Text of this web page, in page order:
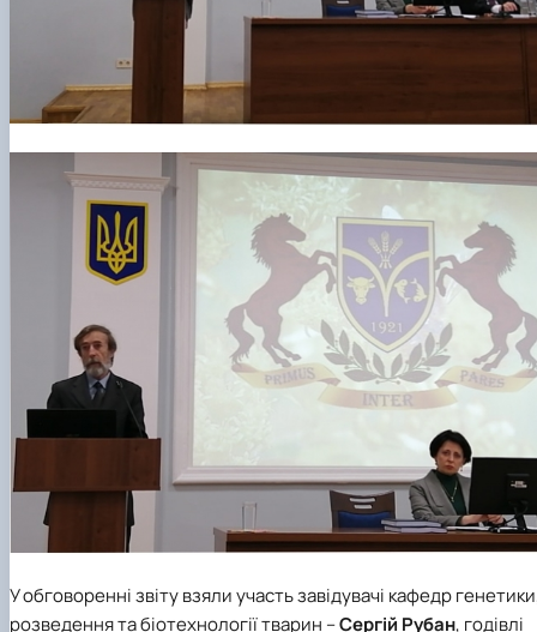
У обговоренні звіту взяли участь завідувачі кафедр
розведення та біотехнології тварин –Сергій Рубан, годівлі